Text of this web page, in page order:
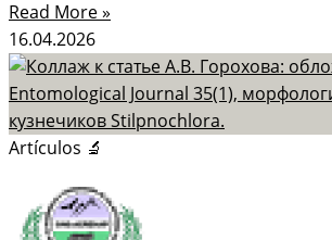
Read More »
16.04.2026
Artículos 🔬